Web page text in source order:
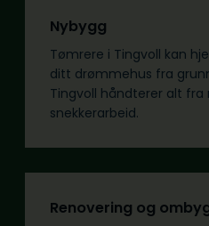
Nybygg
Tømrere i Tingvoll kan
ditt drømmehus fra
Tingvoll håndterer alt fra
snekkerarbeid.
Renovering og